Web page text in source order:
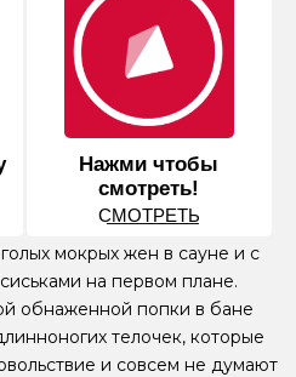
Нажми чтобы
смотреть!
С͟М͟О͟Т͟Р͟Е͟Т͟Ь
мокрых жен в сауне и с
на первом плане.
обнаженной попки в бане
телочек, которые
и совсем не думают